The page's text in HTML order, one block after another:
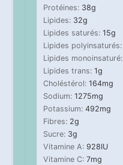
Protéines: 38g
Lipides: 32g
Lipides saturés: 15g
Lipides polyinsaturés:
Lipides monoinsaturé:
Lipides trans: 1g
Choléstérol: 164mg
Sodium: 1275mg
Potassium: 492mg
Fibres: 2g
Sucre: 3g
Vitamine A: 928IU
Vitamine C: 7mg